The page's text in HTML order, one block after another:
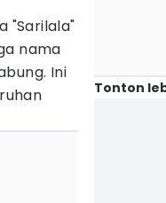
"Sarilala"
nama
Ini
Tonton